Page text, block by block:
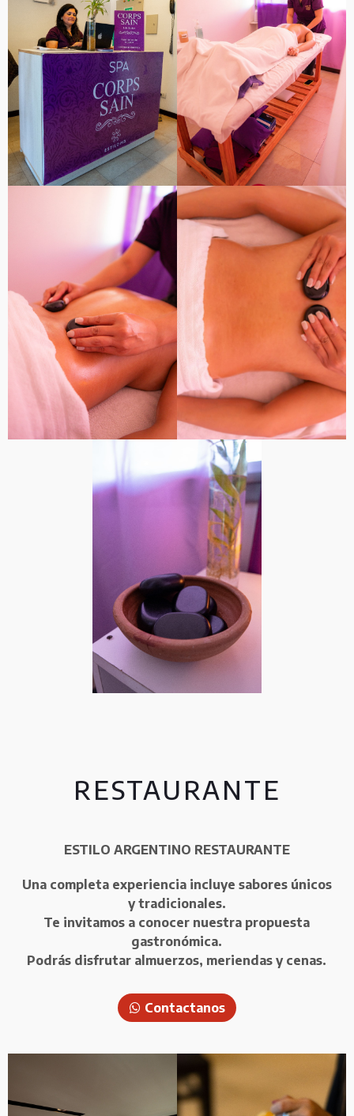
RESTAURANTE
ESTILO ARGENTINO RESTAURANTE
Una completa experiencia incluye sabores únicos
y tradicionales.
Te invitamos a conocer nuestra propuesta
gastronómica.
Podrás disfrutar almuerzos, meriendas y cenas.
Contactanos